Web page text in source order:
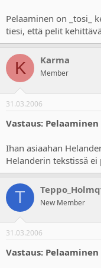
Pelaaminen on _tosi_
tiesi, että pelit
K Karma
Member
31.03.2006
Vastaus:
Ihan asiaahan
Helanderin tekstissä ei
T New Member
31.03.2006
Vastaus: